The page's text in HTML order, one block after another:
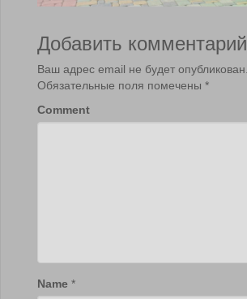
Добавить комментарий
Ваш адрес email не будет опубликован.
Обязательные поля помечены *
Comment
Name *